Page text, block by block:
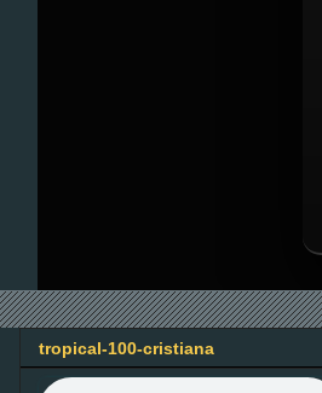
tropical-100-cristiana